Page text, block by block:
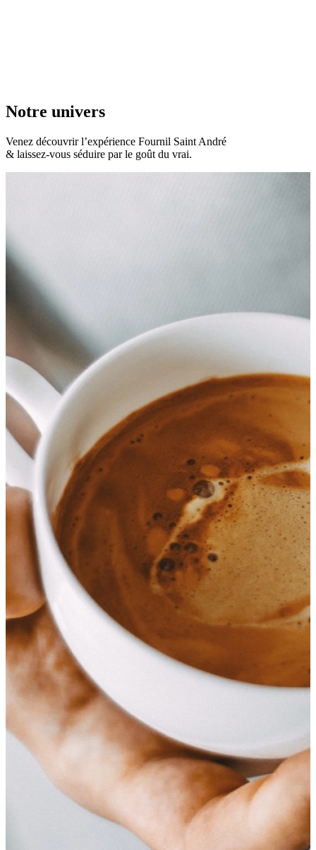
Notre univers
Venez découvrir l’expérience Fournil Saint André
& laissez-vous séduire par le goût du vrai.